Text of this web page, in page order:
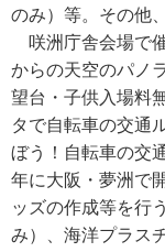
のみ）等。その他
咲洲庁舎会場で
からの天空のパノ
望台・子供入場料
タで自転車の交通
ぼう！自転車の交
年に大阪・夢洲で
ッズの作成等を行
み）、海洋プラス